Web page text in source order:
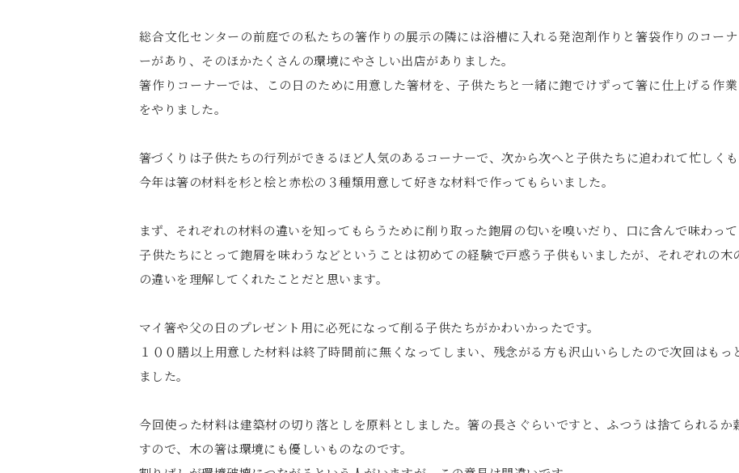
総合文化センターの前庭での私たちの箸作りの展示の隣には浴槽に入れる発泡剤作りと箸袋作りのコーナ
ーがあり、そのほかたくさんの環境にやさしい出店がありました。
箸作りコーナーでは、この日のために用意した箸材を、子供たちと一緒に鉋でけずって箸に仕上げる作業
をやりました。
箸づくりは子供たちの行列ができるほど人気のあるコーナーで、次から次へと子供たちに追われて忙しくも
今年は箸の材料を杉と桧と赤松の３種類用意して好きな材料で作ってもらいました。
まず、それぞれの材料の違いを知ってもらうために削り取った鉋屑の匂いを嗅いだり、口に含んで味わって
子供たちにとって鉋屑を味わうなどということは初めての経験で戸惑う子供もいましたが、それぞれの
の違いを理解してくれたことだと思います。
マイ箸や父の日のプレゼント用に必死になって削る子供たちがかわいかったです。
１００膳以上用意した材料は終了時間前に無くなってしまい、残念がる方も沢山いらしたので次回はも
ました。
今回使った材料は建築材の切り落としを原料としました。箸の長さぐらいですと、ふつうは捨てられるか
すので、木の箸は環境にも優しいものなのです。